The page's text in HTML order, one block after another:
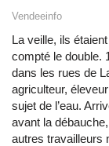
Vendeeinfo
La veille, ils
compté le double.
dans les rues de
agriculteur,
sujet de l’eau.
avant la
autres travailleurs